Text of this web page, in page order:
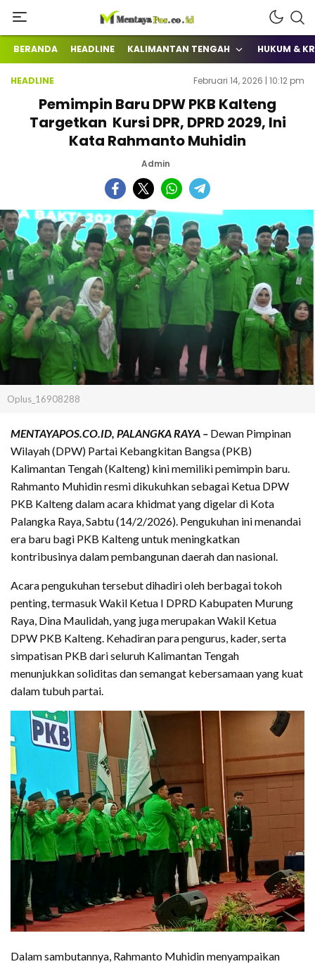
mentayapos.co.id
Terkini Mengabarkan
BERANDA HEADLINE KALIMANTAN TENGAH HUKUM &
HEADLINE Februari 14, 2026 | 10:12 pm
Pemimpin Baru DPW PKB Kalteng
Targetkan Kursi DPR, DPRD 2029, Ini
Kata Rahmanto Muhidin
Admin
Oplus_16908288
MENTAYAPOS.CO.ID, PALANGKA RAYA – Dewan Pimpinan
Wilayah (DPW) Partai Kebangkitan Bangsa (PKB)
Kalimantan Tengah (Kalteng) kini memiliki pemimpin baru.
Rahmanto Muhidin resmi dikukuhkan sebagai Ketua DPW
PKB Kalteng dalam acara khidmat yang digelar di Kota
Palangka Raya, Sabtu (14/2/2026). Pengukuhan ini menandai
era baru bagi PKB Kalteng untuk meningkatkan
kontribusinya dalam pembangunan daerah dan nasional.
Acara pengukuhan tersebut dihadiri oleh berbagai tokoh
penting, termasuk Wakil Ketua I DPRD Kabupaten Murung
Raya, Dina Maulidah, yang juga merupakan Wakil Ketua
DPW PKB Kalteng. Kehadiran para pengurus, kader, serta
simpatisan PKB dari seluruh Kalimantan Tengah
menunjukkan soliditas dan semangat kebersamaan yang kuat
dalam tubuh partai.
Dalam sambutannya, Rahmanto Muhidin menyampaikan